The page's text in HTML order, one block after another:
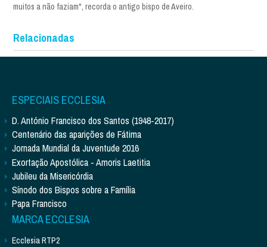
muitos a não faziam", recorda o antigo bispo de Aveiro.
Relacionadas
ESPECIAIS ECCLESIA
D. António Francisco dos Santos (1948-2017)
Centenário das aparições de Fátima
Jornada Mundial da Juventude 2016
Exortação Apostólica - Amoris Laetitia
Jubileu da Misericórdia
Sínodo dos Bispos sobre a Família
Papa Francisco
MARCA ECCLESIA
Ecclesia RTP2